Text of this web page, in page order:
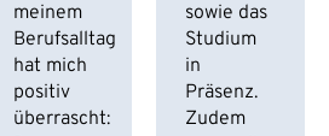
meinem
Berufsalltag
hat mich
positiv
überrascht:
sowie das
Studium
in
Präsenz.
Zudem